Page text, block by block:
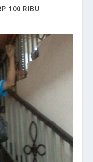
100 RIBU